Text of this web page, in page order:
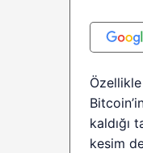
Özellikle
kaldığı
kesim